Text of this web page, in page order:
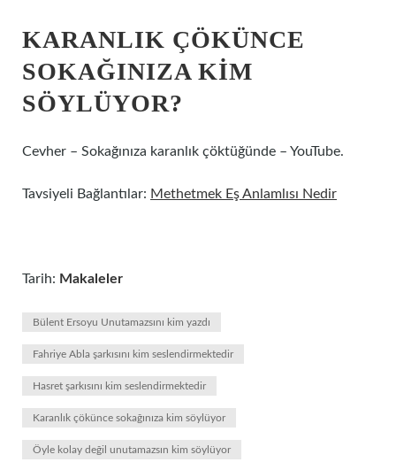
KARANLIK ÇÖKÜNCE
SOKAĞINIZA KIM
SÖYLÜYOR?
Cevher – Sokağınıza karanlık çöktüğünde – YouTube.
Tavsiyeli Bağlantılar: Methetmek Eş Anlamlısı Nedir
Tarih: Makaleler
Bülent Ersoyu Unutamazsını kim yazdı
Fahriye Abla şarkısını kim seslendirmektedir
Hasret şarkısını kim seslendirmektedir
Karanlık çökünce sokağınıza kim söylüyor
Öyle kolay değil unutamazsın kim söylüyor